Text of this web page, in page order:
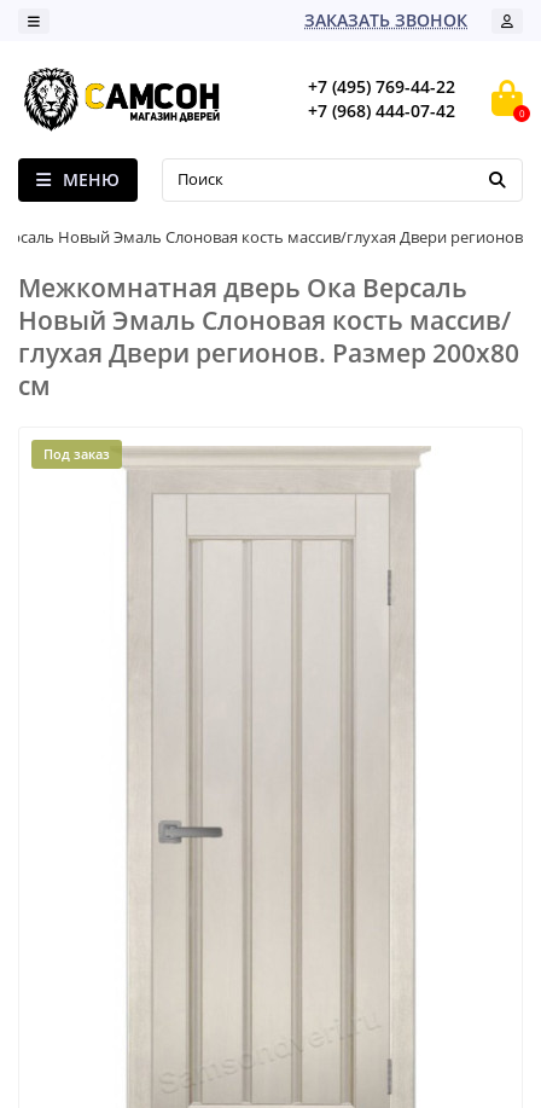
ЗАКАЗАТЬ ЗВОНОК
+7 (495) 769-44-22
+7 (968) 444-07-42
0
МЕНЮ
Новый Эмаль Слоновая кость массив/глухая Двери регионов
Межкомнатная дверь Ока Версаль
Новый Эмаль Слоновая кость массив/
глухая Двери регионов. Размер 200x80
см
Под заказ